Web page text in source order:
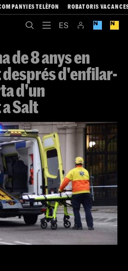
TELÈFON ROBATORIS
de 8 anys en
d'enfilar-
d'un
Salt